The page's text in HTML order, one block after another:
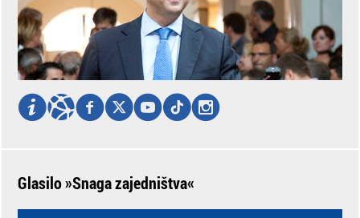
Glasilo »Snaga zajedništva«